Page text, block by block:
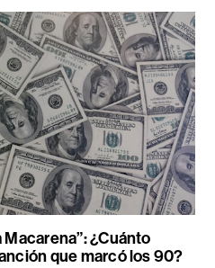
¿Cuánto
que marcó los 90?